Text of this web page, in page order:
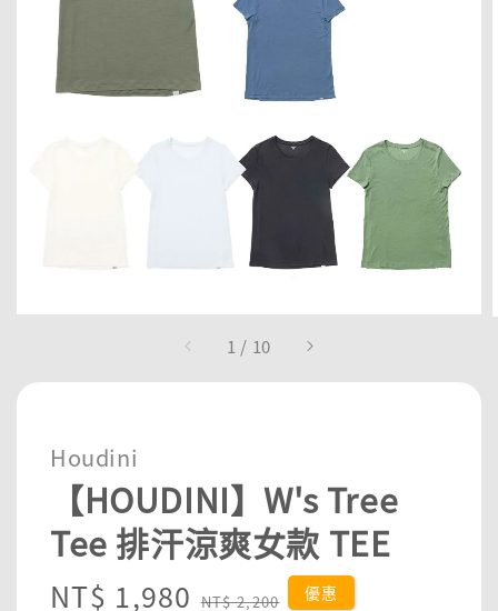
1 / 10
Houdini
【HOUDINI】W's Tree
Tee 排汗涼爽女款 TEE
Sale
NT$ 1,980 Regular
NT$ 2,200 優惠